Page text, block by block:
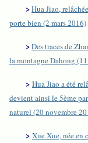
>Hua Jiao,
porte bien (2 mars 2016)
>Des traces de
la montagne Dahong
> Hua Jiao a été
devient ainsi le 5ème
naturel (20 novembre
> Xue Xue, née en